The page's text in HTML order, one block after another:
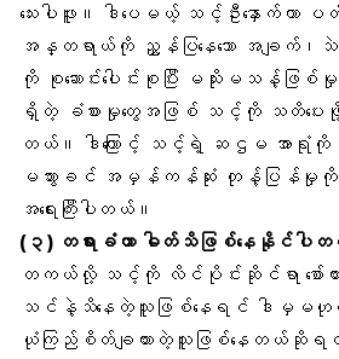
သေးပါဖူး။ ဒါပေမယ့် သင့်ဦးနှောက်ဟာ
အန္တရာယ်ကို ညွှန်ပြနေသော အချက်၊သဲလွ
ကို စုဆောင်းပေါင်းစုပြီး မသိုးမသန့်
ရှိတဲ့ ခံစားမှုတွေအဖြစ် သင့်ကို သတိပေးဖို့
တယ်။ ဒါကြောင့် သင့်ရဲ့ ဆဌမ အာရုံကို ယုံ
မသွားခင် အမှန်ကန်ဆုံး တုန့်ပြန်မှုကို
အရေးကြီးပါတယ်။
(၃) တရားခံဟာ ဓါတ်သိဖြစ်နေနိုင်ပါ
တကယ်လို့ သင့်ကို လိင်ပိုင်းဆိုင်ရာ စော်
သင်နဲ့သိနေတဲ့သူဖြစ်နေရင် ဒါမှမဟု
ယုံကြည်စိတ်ချထားတဲ့သူဖြစ်နေတယ်ဆိုရင် ဒါ